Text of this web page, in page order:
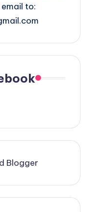
to: